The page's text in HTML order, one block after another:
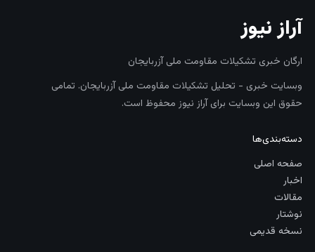
آراز نیوز
ارگان خبری تشکیلات مقاومت ملی آزربایجان
وبسایت خبری - تحلیل تشکیلات مقاومت ملی آزربایجان. تمامی
حقوق این وبسایت برای آراز نیوز محفوظ است.
دسته‌بندی‌ها
صفحه اصلی
اخبار
مقالات
نوشتار
نسخه قدیمی